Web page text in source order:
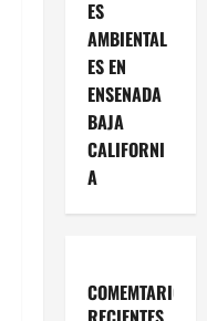
ES
AMBIENTAL
ES EN
ENSENADA
BAJA
CALIFORNI
A
COMEMTARIOS